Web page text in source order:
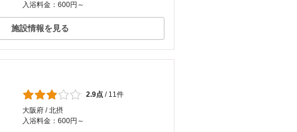
入浴料金：600円～
施設情報を見る
2.9点 / 11件
大阪府 / 北摂
入浴料金：600円～